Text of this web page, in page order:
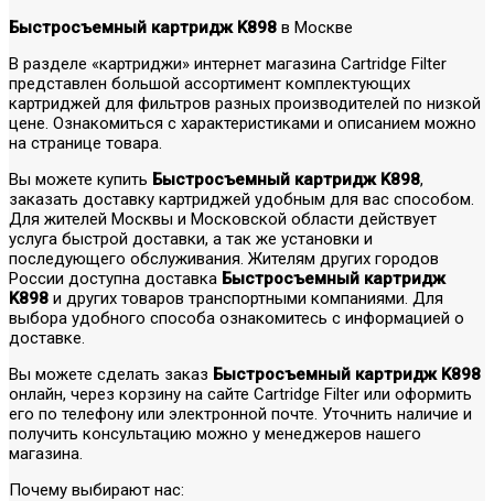
Быстросъемный картридж K898 в Москве
В разделе «картриджи» интернет магазина Cartridge Filter
представлен большой ассортимент комплектующих
картриджей для фильтров разных производителей по низкой
цене. Ознакомиться с характеристиками и описанием можно
на странице товара.
Вы можете купить Быстросъемный картридж K898,
заказать доставку картриджей удобным для вас способом.
Для жителей Москвы и Московской области действует
услуга быстрой доставки, а так же установки и
последующего обслуживания. Жителям других городов
России доступна доставка Быстросъемный картридж
K898 и других товаров транспортными компаниями. Для
выбора удобного способа ознакомитесь с информацией о
доставке.
Вы можете сделать заказ Быстросъемный картридж K898
онлайн, через корзину на сайте Cartridge Filter или оформить
его по телефону или электронной почте. Уточнить наличие и
получить консультацию можно у менеджеров нашего
магазина.
Почему выбирают нас: